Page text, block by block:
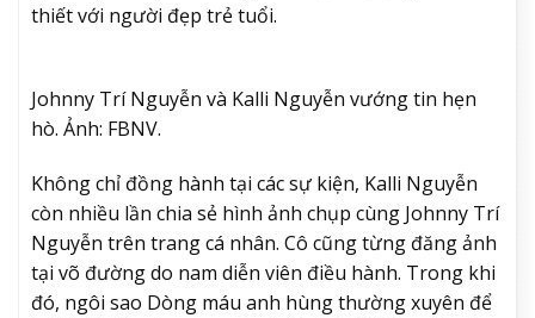
thiết với người đẹp trẻ tuổi.
Johnny Trí Nguyễn và Kalli Nguyễn vướng tin hẹn
hò. Ảnh: FBNV.
Không chỉ đồng hành tại các sự kiện, Kalli Nguyễn
còn nhiều lần chia sẻ hình ảnh chụp cùng Johnny Trí
Nguyễn trên trang cá nhân. Cô cũng từng đăng ảnh
tại võ đường do nam diễn viên điều hành. Trong khi
đó, ngôi sao Dòng máu anh hùng thường xuyên để